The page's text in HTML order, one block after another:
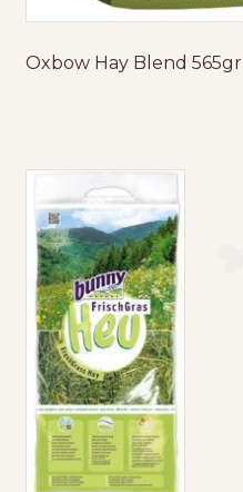
Oxbow Hay Blend 565gr